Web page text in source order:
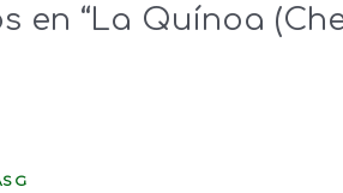
en “La Quínoa
G